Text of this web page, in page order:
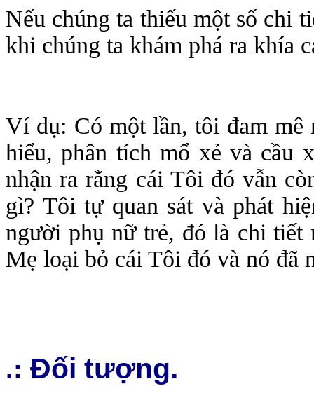
Nếu chúng ta thiếu một số chi
khi chúng ta khám phá ra khía
Ví dụ: Có một lần, tôi đam
hiểu, phân tích mổ xẻ và cầu
nhận ra rằng cái Tôi đó vẫn
gì? Tôi tự quan sát và phát
người phụ nữ trẻ, đó là chi
Mẹ loại bỏ cái Tôi đó và nó đã
.: Đối tượng.